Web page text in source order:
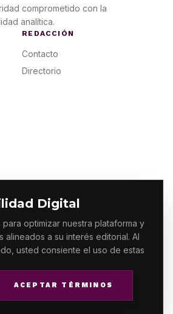
Digital
optimizar nuestra plataforma y
a su interés editorial. Al
usted consiente el uso de estas
ACEPTAR TÉRMINOS
comprometido con la
analítica.
REDACCIÓN
Contacto
Directorio
MX. ALGUNOS DERECHOS
MAKING.MX